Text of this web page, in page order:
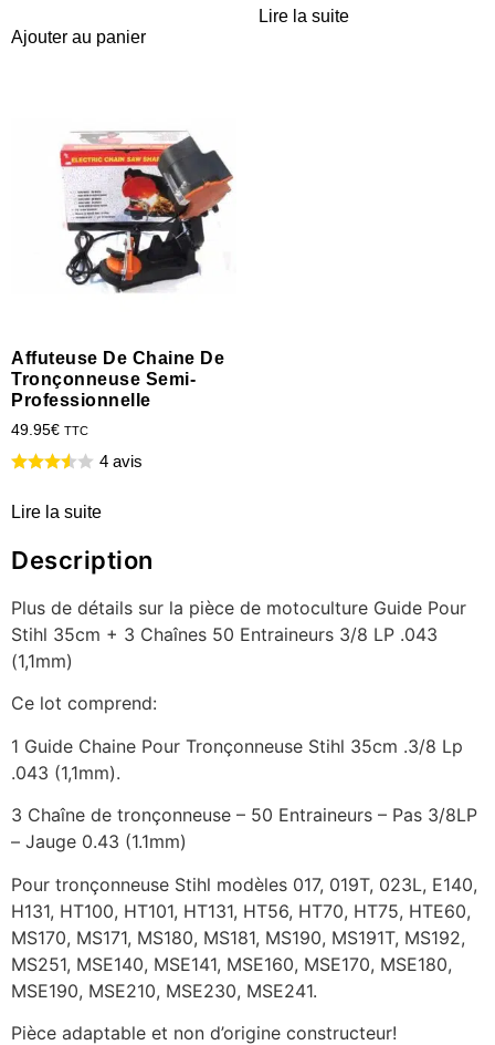
Ajouter au panier
Lire la suite
Affuteuse De Chaine De
Tronçonneuse Semi-
Professionnelle
49.95€ TTC
4 avis
Lire la suite
Description
Plus de détails sur la pièce de motoculture Guide Pour
Stihl 35cm + 3 Chaînes 50 Entraineurs 3/8 LP .043
(1,1mm)
Ce lot comprend:
1 Guide Chaine Pour Tronçonneuse Stihl 35cm .3/8 Lp
.043 (1,1mm).
3 Chaîne de tronçonneuse – 50 Entraineurs – Pas 3/8LP
– Jauge 0.43 (1.1mm)
Pour tronçonneuse Stihl modèles 017, 019T, 023L, E140,
H131, HT100, HT101, HT131, HT56, HT70, HT75, HTE60,
MS170, MS171, MS180, MS181, MS190, MS191T, MS192,
MS251, MSE140, MSE141, MSE160, MSE170, MSE180,
MSE190, MSE210, MSE230, MSE241.
Pièce adaptable et non d’origine constructeur!